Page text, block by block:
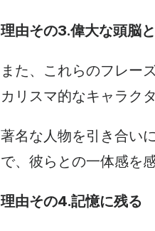
理由その3.偉大な頭脳
また、これらのフレー
カリスマ的なキャラク
著名な人物を引き合い
で、彼らとの一体感を感
理由その4.記憶に残る